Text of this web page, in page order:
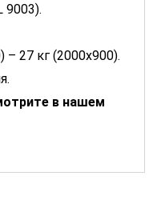
9003).
– 27 кг (2000х900).
в нашем